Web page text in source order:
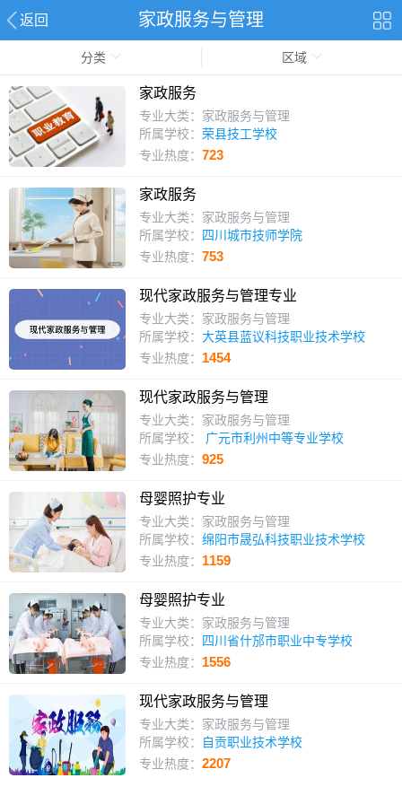
返回 家政服务与管理
分类 区域
家政服务
专业大类：家政服务与管理
所属学校： 荣县技工学校
专业热度： 723
家政服务
专业大类：家政服务与管理
所属学校：
四川城市技师学院
专业热度： 753
现代家政服务与管理专业
专业大类：家政服务与管理
所属学校： 大英县蓝议科技职业技术学校
专业热度： 1454
现代家政服务与管理
专业大类：家政服务与管理
所属学校：
广元市利州中等专业学校
专业热度： 925
母婴照护专业
专业大类：家政服务与管理
所属学校： 绵阳市晟弘科技职业技术学校
专业热度： 1159
母婴照护专业
专业大类：家政服务与管理
所属学校：
四川省什邡市职业中专学校
专业热度： 1556
现代家政服务与管理
专业大类：家政服务与管理
所属学校：
自贡职业技术学校
专业热度： 2207